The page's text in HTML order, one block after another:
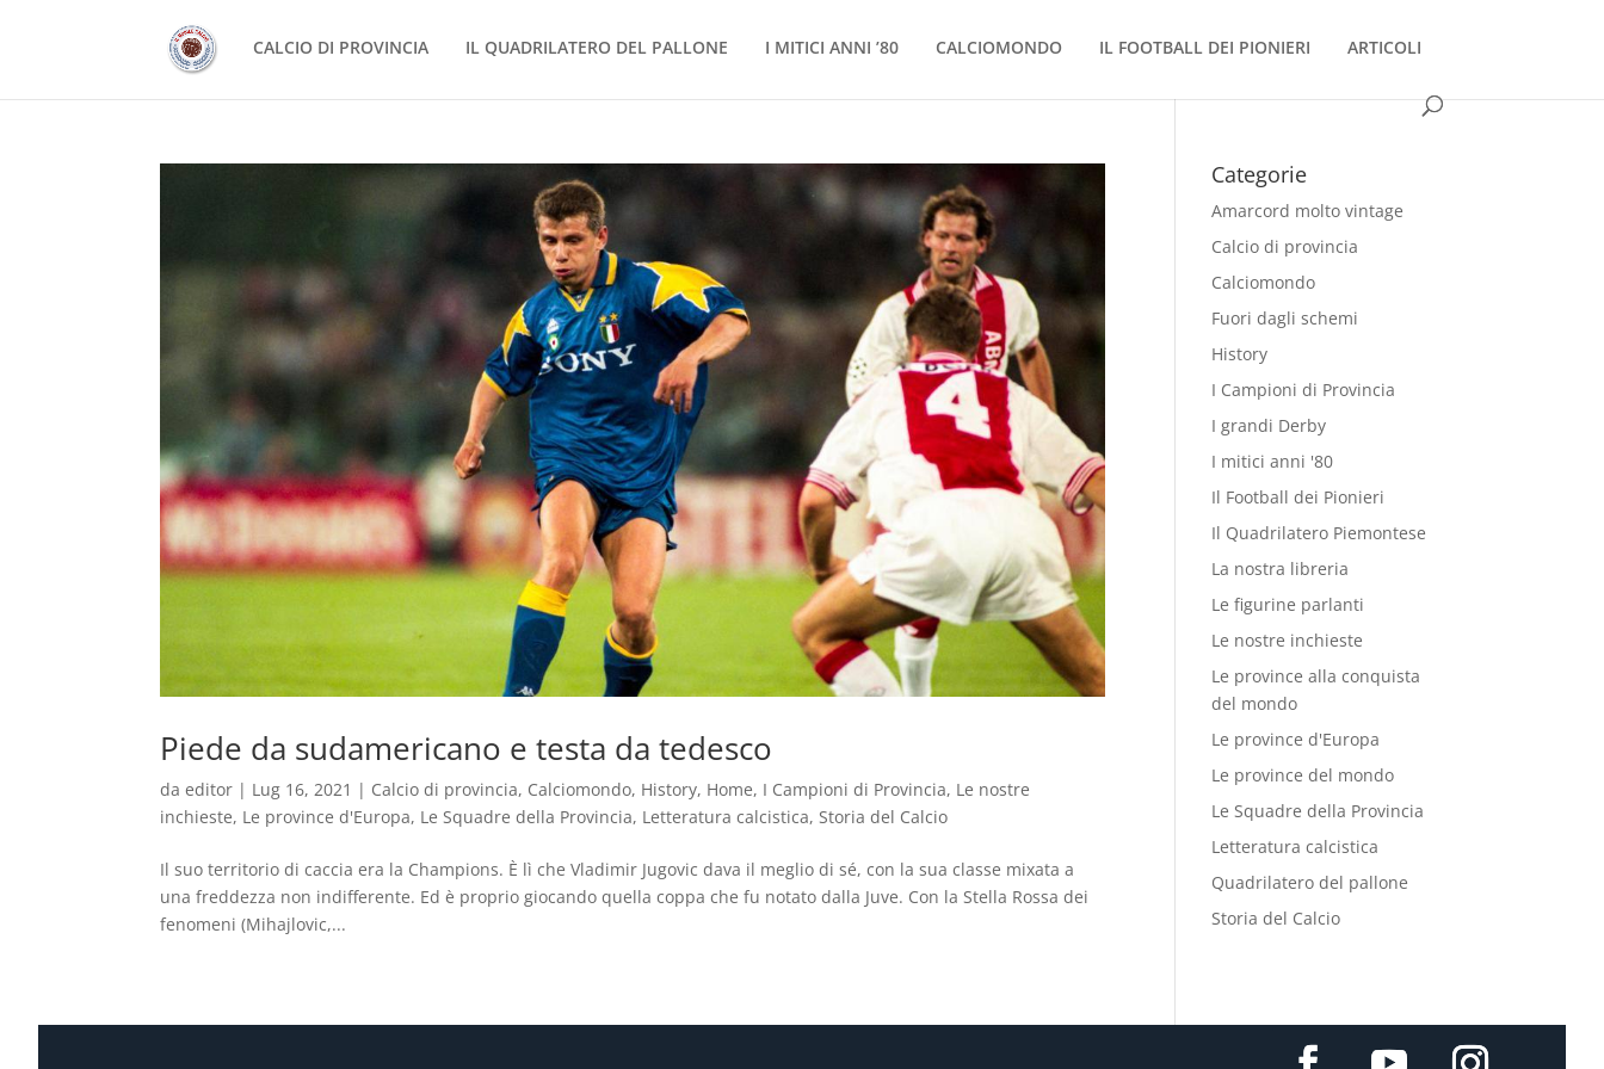
CALCIO DI PROVINCIA IL QUADRILATERO DEL PALLONE I MITICI ANNI ’80 CALCIOMONDO IL FOOTBALL DEI PIONIERI ARTICOLI
Piede da sudamericano e testa da tedesco
daeditor | Lug 16, 2021 | Calcio di provincia, Calciomondo, History, Home, I Campioni di Provincia, Le nostre
inchieste, Le province d'Europa, Le Squadre della Provincia, Letteratura calcistica,Storia del Calcio
Il suo territorio di caccia era la Champions. È lì che Vladimir Jugovic dava il meglio di sé, con la sua classe mixata a
una freddezza non indifferente. Ed è proprio giocando quella coppa che fu notato dalla Juve. Con la Stella Rossa dei
fenomeni (Mihajlovic,...
Categorie
Amarcord molto vintage
Calcio di provincia
Calciomondo
Fuori dagli schemi
History
I Campioni di Provincia
I grandi Derby
I mitici anni '80
Il Football dei Pionieri
Il Quadrilatero Piemontese
La nostra libreria
Le figurine parlanti
Le nostre inchieste
Le province alla conquista
del mondo
Le province d'Europa
Le province del mondo
Le Squadre della Provincia
Letteratura calcistica
Quadrilatero del pallone
Storia del Calcio